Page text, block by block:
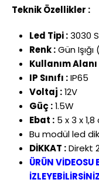
Teknik Özellikler :
Led Tipi :3030
Renk :Gün
Kullanım Alanı
IP Sınıfı :IP65
Voltaj :12V
Güç :1.5W
Ebat :5 x 3 x 1,8
Bu modül led dik
DİKKAT :Direkt
ÜRÜN VİDEOSU